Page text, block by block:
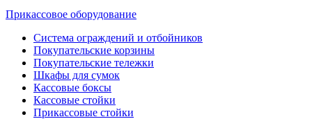
Прикассовое оборудование
Система ограждений и отбойников
Покупательские корзины
Покупательские тележки
Шкафы для сумок
Кассовые боксы
Кассовые стойки
Прикассовые стойки